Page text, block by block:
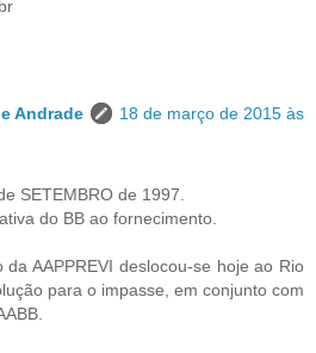
Andrade
18 de março de 2015 às
SETEMBRO de 1997.
do BB ao fornecimento.
da AAPPREVI deslocou-se hoje ao Rio
para o impasse, em conjunto com